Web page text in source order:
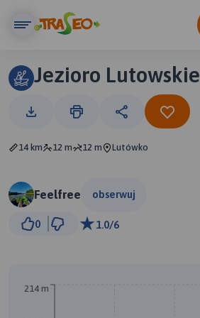
Jezioro Lutowskie
14 km 12 m 12 m Lutówko
Feelfree obserwuj
0 1.0/6
214 m